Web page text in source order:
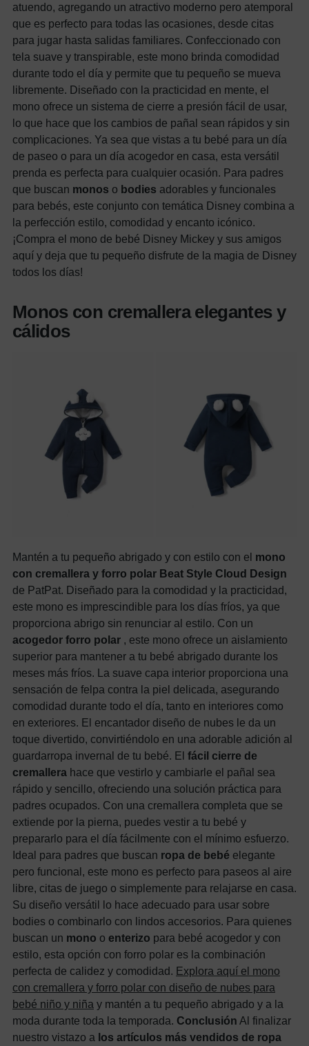
atuendo, agregando un atractivo moderno pero atemporal
que es perfecto para todas las ocasiones, desde citas
para jugar hasta salidas familiares. Confeccionado con
tela suave y transpirable, este mono brinda comodidad
durante todo el día y permite que tu pequeño se mueva
libremente. Diseñado con la practicidad en mente, el
mono ofrece un sistema de cierre a presión fácil de usar,
lo que hace que los cambios de pañal sean rápidos y sin
complicaciones. Ya sea que vistas a tu bebé para un día
de paseo o para un día acogedor en casa, esta versátil
prenda es perfecta para cualquier ocasión. Para padres
que buscan monos o bodies adorables y funcionales
para bebés, este conjunto con temática Disney combina a
la perfección estilo, comodidad y encanto icónico.
¡Compra el mono de bebé Disney Mickey y sus amigos
aquí y deja que tu pequeño disfrute de la magia de Disney
todos los días!
Monos con cremallera elegantes y
cálidos
Mantén a tu pequeño abrigado y con estilo con el mono
con cremallera y forro polar Beat Style Cloud Design
de PatPat. Diseñado para la comodidad y la practicidad,
este mono es imprescindible para los días fríos, ya que
proporciona abrigo sin renunciar al estilo. Con un
acogedor forro polar , este mono ofrece un aislamiento
superior para mantener a tu bebé abrigado durante los
meses más fríos. La suave capa interior proporciona una
sensación de felpa contra la piel delicada, asegurando
comodidad durante todo el día, tanto en interiores como
en exteriores. El encantador diseño de nubes le da un
toque divertido, convirtiéndolo en una adorable adición al
guardarropa invernal de tu bebé. El fácil cierre de
cremallera hace que vestirlo y cambiarle el pañal sea
rápido y sencillo, ofreciendo una solución práctica para
padres ocupados. Con una cremallera completa que se
extiende por la pierna, puedes vestir a tu bebé y
prepararlo para el día fácilmente con el mínimo esfuerzo.
Ideal para padres que buscan ropa de bebé elegante
pero funcional, este mono es perfecto para paseos al aire
libre, citas de juego o simplemente para relajarse en casa.
Su diseño versátil lo hace adecuado para usar sobre
bodies o combinarlo con lindos accesorios. Para quienes
buscan un mono o enterizo para bebé acogedor y con
estilo, esta opción con forro polar es la combinación
perfecta de calidez y comodidad. Explora aquí el mono
con cremallera y forro polar con diseño de nubes para
bebé niño y niña y mantén a tu pequeño abrigado y a la
moda durante toda la temporada. Conclusión Al finalizar
nuestro vistazo a los artículos más vendidos de ropa